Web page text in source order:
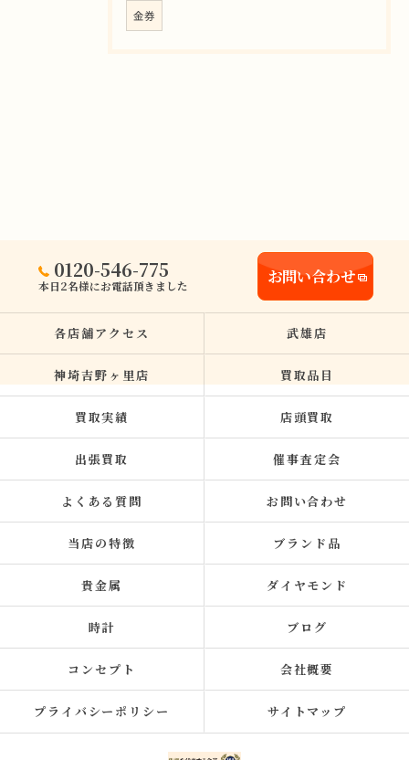
金券
0120-546-775
本日2名様にお電話頂きました お問い合わせ
各店舗アクセス 武雄店
神埼吉野ヶ里店 買取品目
買取実績 店頭買取
出張買取 催事査定会
よくある質問 お問い合わせ
当店の特徴 ブランド品
貴金属 ダイヤモンド
時計 ブログ
コンセプト 会社概要
プライバシーポリシー サイトマップ